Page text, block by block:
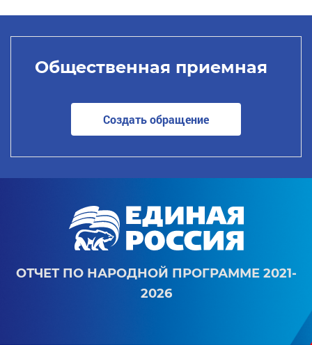
Общественная приемная
Создать обращение
ОТЧЕТ ПО НАРОДНОЙ ПРОГРАММЕ 2021-
2026